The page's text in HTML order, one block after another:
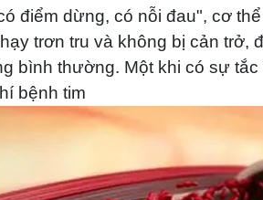
điểm dừng, có nỗi đau", cơ
trơn tru và không bị cản trở,
bình thường. Một khi có sự
bệnh tim